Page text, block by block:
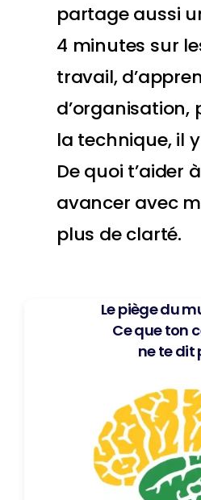
partage aussi
4 minutes sur
travail,
d’organisation,
la technique, il
De quoi t’aider
avancer avec
plus de clarté.
Le piège du
Ce que ton
ne te dit